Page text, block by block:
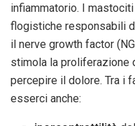
infiammatorio. I
flogistiche responsabili
il nerve growth factor
stimola la proliferazione
percepire il dolore. Tra i
esserci anche: